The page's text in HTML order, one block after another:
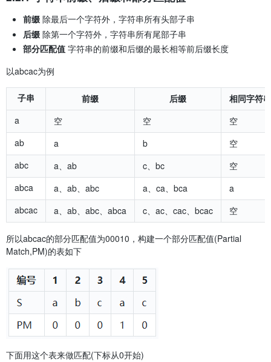
前缀 除最后一个字符外，字符串所有头部子串
后缀 除第一个字符外，字符串所有尾部子串
部分匹配值 字符串的前缀和后缀的最长相等前后缀长度
以abcac为例
子串 前缀 后缀
相同字符串
a
空 空
空
ab
a b
空
abc
a、ab c、bc
空
abca
a、ab、abc a、ca、bca
a
abcac
a、ab、abc、abca c、ac、cac、bcac 空
所以abcac的部分匹配值为00010，构建一个部分匹配值(Partial
Match,PM)的表如下
下面用这个表来做匹配(下标从0开始)